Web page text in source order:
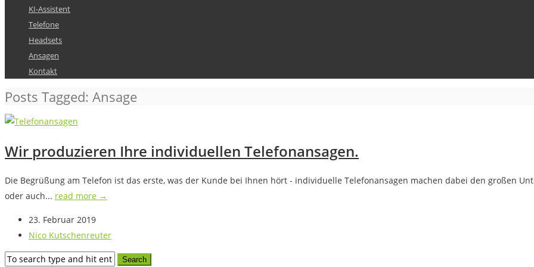
KI-Assistent
Telefone
Headsets
Ansagen
Kontakt
Posts Tagged: Ansage
Wir produzieren Ihre individuellen Telefonansagen.
Die Begrüßung am Telefon ist das erste, was der Kunde bei Ihnen hört - individuelle Telefonansagen machen dabei den großen
oder auch... read more →
23. Februar 2019
Nico Kutschenreuter